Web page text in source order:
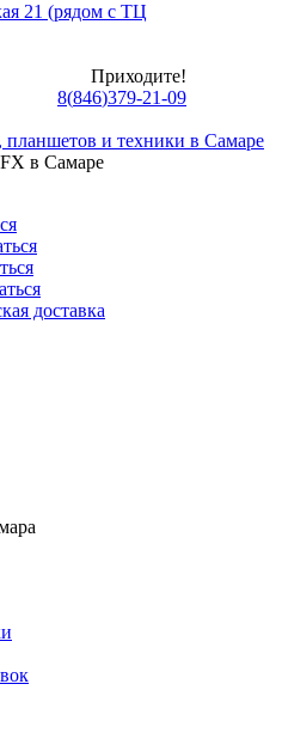
21 (рядом с ТЦ
Приходите!
8(846)379-21-09
планшетов и техники в Самаре
в Самаре
доставка